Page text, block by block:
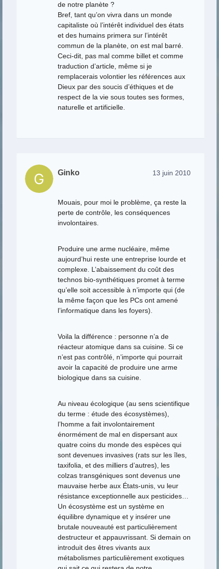
de notre planète ?
Bref, tant qu’on vivra dans un monde
capitaliste où l’intérêt individuel des états
et des humains primera sur l’intérêt
commun de la planète, on est mal barré.
Ceci-dit, pas mal comme billet et comme
traduction d’article, même si je
remplacerais volontier les références aux
Dieux par des soucis d’éthiques et de
respect de la vie sous toutes ses formes,
naturelle et artificielle.
Ginko 13 juin 2010
Mouais, pour moi le problème, ça reste la
perte de contrôle, les conséquences
involontaires.
Produire une arme nucléaire, même
aujourd’hui reste une entreprise lourde et
complexe. L’abaissement du coût des
technos bio-synthétiques promet à terme
qu’elle soit accessible à n’importe qui (de
la même façon que les PCs ont amené
l’informatique dans les foyers).
Voila la différence : personne n’a de
réacteur atomique dans sa cuisine. Si ce
n’est pas contrôlé, n’importe qui pourrait
avoir la capacité de produire une arme
biologique dans sa cuisine.
Au niveau écologique (au sens scientifique
du terme : étude des écosystèmes),
l’homme a fait involontairement
énormément de mal en dispersant aux
quatre coins du monde des espèces qui
sont devenues invasives (rats sur les îles,
taxifolia, et des milliers d’autres), les
colzas transgéniques sont devenus une
mauvaise herbe aux États-unis, vu leur
résistance exceptionnelle aux pesticides…
Un écosystème est un système en
équilibre dynamique et y insérer une
brutale nouveauté est particulièrement
destructeur et appauvrissant. Si demain on
introduit des êtres vivants aux
métabolismes particulièrement exotiques